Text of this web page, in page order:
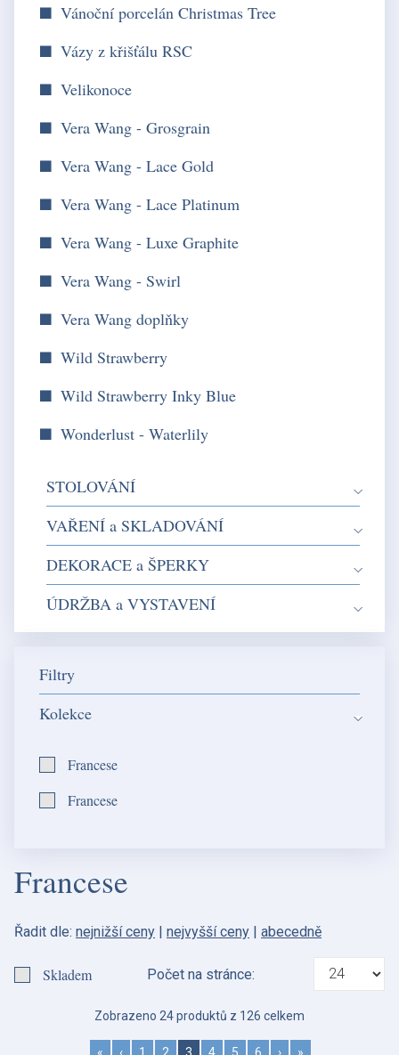
Francese
Řadit dle: nejnižší ceny | nejvyšší ceny | abecedně
Skladem Počet na stránce:
Zobrazeno 24 produktů z 126 celkem
« ‹ 1 2 3 4 5 6 › »
Vánoční porcelán Christmas Tree
Vázy z křišťálu RSC
Velikonoce
Vera Wang - Grosgrain
Vera Wang - Lace Gold
Vera Wang - Lace Platinum
Vera Wang - Luxe Graphite
Vera Wang - Swirl
Vera Wang doplňky
Wild Strawberry
Wild Strawberry Inky Blue
Wonderlust - Waterlily
STOLOVÁNÍ
VAŘENÍ a SKLADOVÁNÍ
DEKORACE a ŠPERKY
ÚDRŽBA a VYSTAVENÍ
Filtry
Kolekce
Francese
Francese